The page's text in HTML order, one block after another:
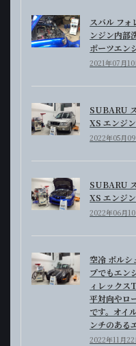
スバル フ
ンジン内部
ポーツエン
2021年07月10
SUBARU
XS エンジ
2022年05月
SUBARU
XS エンジ
2022年06月
空冷 ポルシ
プでもエン
ィレックス
平対向やロ
です。オイ
ンチのある
2022年11月22